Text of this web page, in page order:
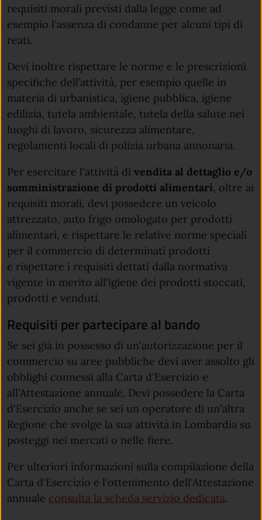
requisiti morali previsti dalla legge come ad
esempio l'assenza di condanne per alcuni tipi di
reati.
Devi inoltre rispettare le norme e le prescrizioni
specifiche dell’attività, per esempio quelle in
materia di urbanistica, igiene pubblica, igiene
edilizia, tutela ambientale, tutela della salute nei
luoghi di lavoro, sicurezza alimentare,
regolamenti locali di polizia urbana annonaria.
Per esercitare l'attività di vendita al dettaglio e/o
somministrazione di prodotti alimentari, oltre ai
requisiti morali, devi possedere un veicolo
attrezzato, auto frigo omologato per prodotti
alimentari, e rispettare le relative norme speciali
per il commercio di determinati prodotti
e rispettare i requisiti dettati dalla normativa
vigente in merito all'igiene dei prodotti stoccati,
prodotti e venduti.
Requisiti per partecipare al bando
Se sei già in possesso di un'autorizzazione per il
commercio su aree pubbliche devi aver assolto gli
obblighi connessi alla Carta d'Esercizio e
all'Attestazione annuale. Devi possedere la Carta
d'Esercizio anche se sei un operatore di un'altra
Regione che svolge la sua attività in Lombardia su
posteggi nei mercati o nelle fiere.
Per ulteriori informazioni sulla compilazione della
Carta d'Esercizio e l'ottenimento dell'Attestazione
annuale consulta la scheda servizio dedicata.